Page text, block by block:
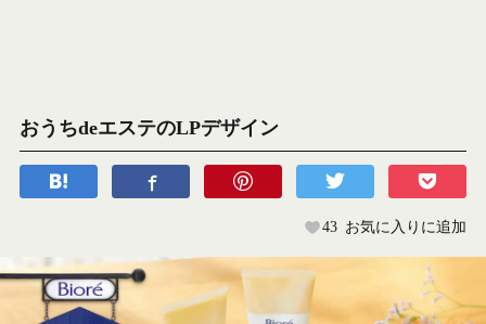
おうちdeエステのLPデザイン
43 お気に入りに追加